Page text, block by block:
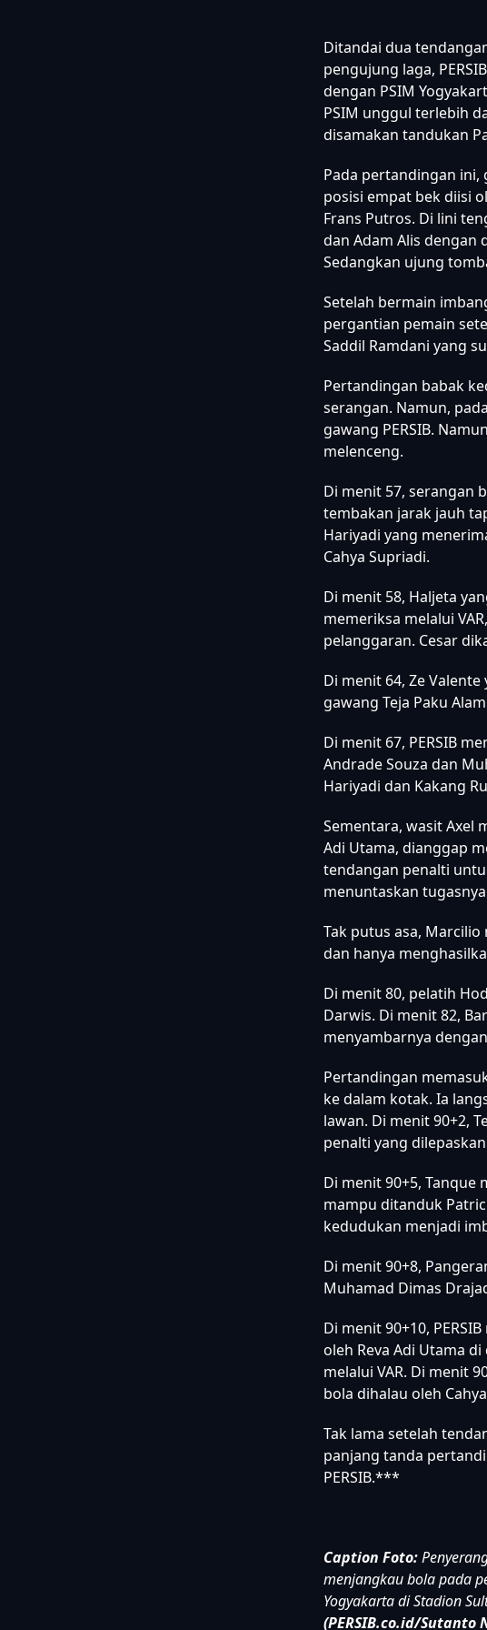
Ditandai dua
dengan PSIM
PSIM unggul terlebih
disamakan tandukan
Pada pertandingan ini,
Frans Putros. Di lini
dan Adam Alis dengan
Sedangkan ujung
Setelah bermain
pergantian pemain
Saddil Ramdani yang
serangan. Namun,
gawang PERSIB.
melenceng.
tembakan jarak jauh
Hariyadi yang
Cahya Supriadi.
Di menit 58, Haljeta
memeriksa melalui
Di menit 64, Ze
gawang Teja Paku
Di menit 67, PERSIB
Andrade Souza dan
Hariyadi dan Kakang
Adi Utama, dianggap
tendangan penalti
Tak putus asa,
dan hanya
Di menit 80, pelatih
Darwis. Di menit 82,
menyambarnya
ke dalam kotak. Ia
lawan. Di menit 90+2,
penalti yang dilepaskan
Di menit 90+5, Tanque
mampu ditanduk
Di menit 90+8,
Muhamad Dimas
oleh Reva Adi Utama
melalui VAR. Di menit
bola dihalau oleh Cahya
PERSIB.***